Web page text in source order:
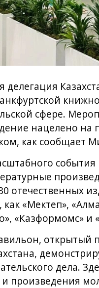
делегация
сфере.
нацелено
как сообщает
события
отечественных
«Мектеп»,
«Казформомс» и
открытый
дела.
произведения